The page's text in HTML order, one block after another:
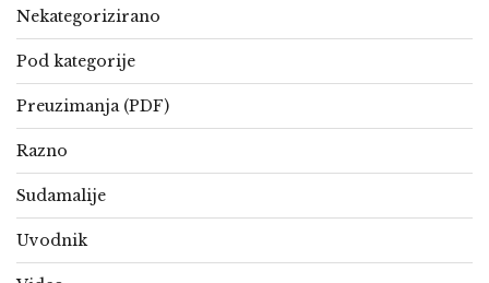
Nekategorizirano
Pod kategorije
Preuzimanja (PDF)
Razno
Sudamalije
Uvodnik